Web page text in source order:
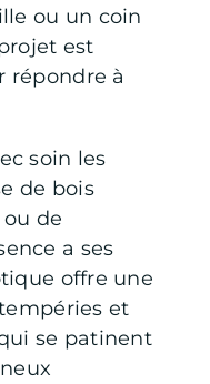
ou un coin
est
répondre à
soin les
de bois
de
a ses
offre une
et
se patinent